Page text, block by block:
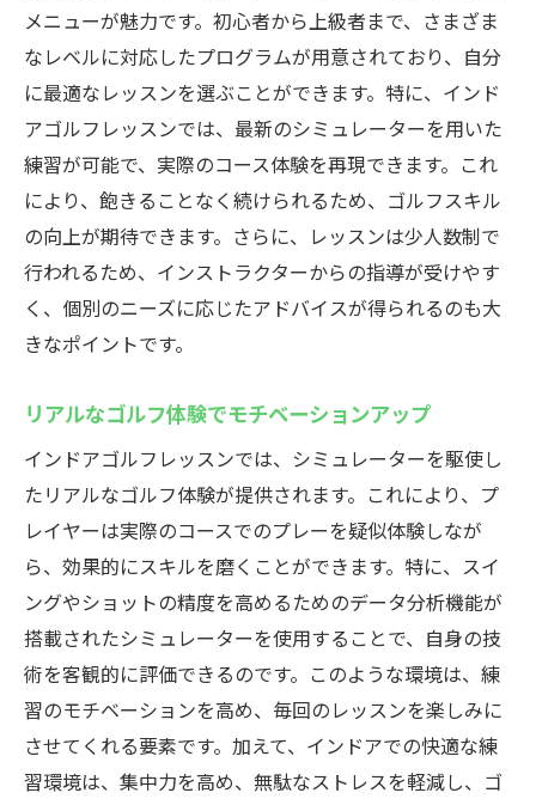
メニューが魅力です。初心者から上級者まで、さまざま
なレベルに対応したプログラムが用意されており、自分
に最適なレッスンを選ぶことができます。特に、インド
アゴルフレッスンでは、最新のシミュレーターを用いた
練習が可能で、実際のコース体験を再現できます。これ
により、飽きることなく続けられるため、ゴルフスキル
の向上が期待できます。さらに、レッスンは少人数制で
行われるため、インストラクターからの指導が受けやす
く、個別のニーズに応じたアドバイスが得られるのも大
きなポイントです。
リアルなゴルフ体験でモチベーションアップ
インドアゴルフレッスンでは、シミュレーターを駆使し
たリアルなゴルフ体験が提供されます。これにより、プ
レイヤーは実際のコースでのプレーを疑似体験しなが
ら、効果的にスキルを磨くことができます。特に、スイ
ングやショットの精度を高めるためのデータ分析機能が
搭載されたシミュレーターを使用することで、自身の技
術を客観的に評価できるのです。このような環境は、練
習のモチベーションを高め、毎回のレッスンを楽しみに
させてくれる要素です。加えて、インドアでの快適な練
習環境は、集中力を高め、無駄なストレスを軽減し、ゴ